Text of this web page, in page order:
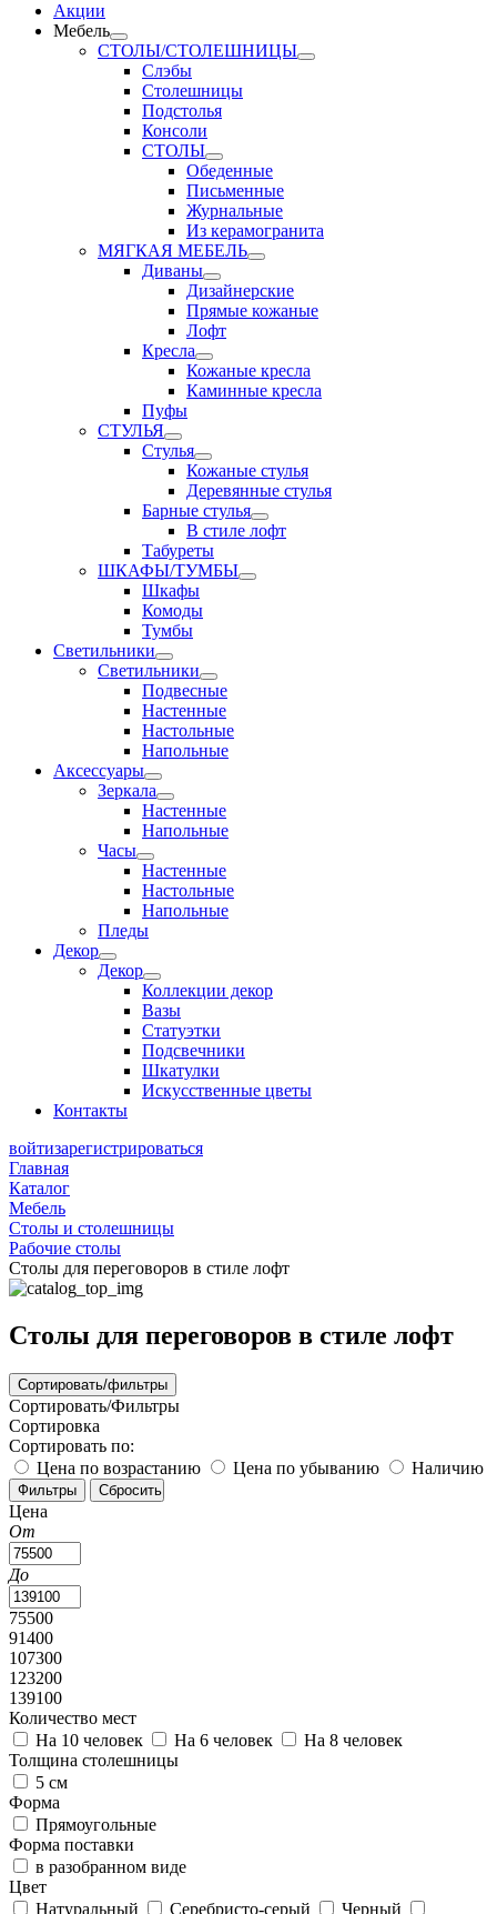
Акции
Мебель
СТОЛЫ/СТОЛЕШНИЦЫ
Слэбы
Столешницы
Подстолья
Консоли
СТОЛЫ
Обеденные
Письменные
Журнальные
Из керамогранита
МЯГКАЯ МЕБЕЛЬ
Диваны
Дизайнерские
Прямые кожаные
Лофт
Кресла
Кожаные кресла
Каминные кресла
Пуфы
СТУЛЬЯ
Стулья
Кожаные стулья
Деревянные стулья
Барные стулья
В стиле лофт
Табуреты
ШКАФЫ/ТУМБЫ
Шкафы
Комоды
Тумбы
Светильники
Светильники
Подвесные
Настенные
Настольные
Напольные
Аксессуары
Зеркала
Настенные
Напольные
Часы
Настенные
Настольные
Напольные
Пледы
Декор
Декор
Коллекции декор
Вазы
Статуэтки
Подсвечники
Шкатулки
Искусственные цветы
Контакты
войтизарегистрироваться
Главная
Каталог
Мебель
Столы и столешницы
Рабочие столы
Столы для переговоров в стиле лофт
Столы для переговоров в стиле лофт
Сортировать/фильтры
Сортировать/Фильтры
Сортировка
Сортировать по:
Цена по возрастанию
Цена по убыванию Наличию
Цена
От
До
75500
91400
107300
123200
139100
Количество мест
На 10 человек
На 6 человек
На 8 человек
Толщина столешницы
5 см
Форма
Прямоугольные
Форма поставки
в разобранном виде
Цвет
Натуральный
Серебристо-серый Черный